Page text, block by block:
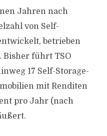
Jahren nach
von Self-
betrieben
führt TSO
17 Self-Storage-
mit Renditen
pro Jahr (nach